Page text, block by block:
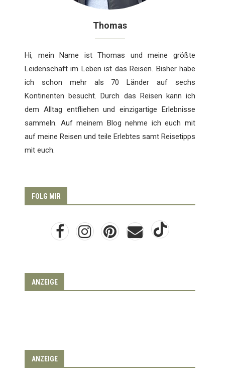
Thomas
Hi, mein Name ist Thomas und meine größte
Leidenschaft im Leben ist das Reisen. Bisher habe
ich schon mehr als 70 Länder auf sechs
Kontinenten besucht. Durch das Reisen kann ich
dem Alltag entfliehen und einzigartige Erlebnisse
sammeln. Auf meinem Blog nehme ich euch mit
auf meine Reisen und teile Erlebtes samt Reisetipps
mit euch.
FOLG MIR
ANZEIGE
ANZEIGE